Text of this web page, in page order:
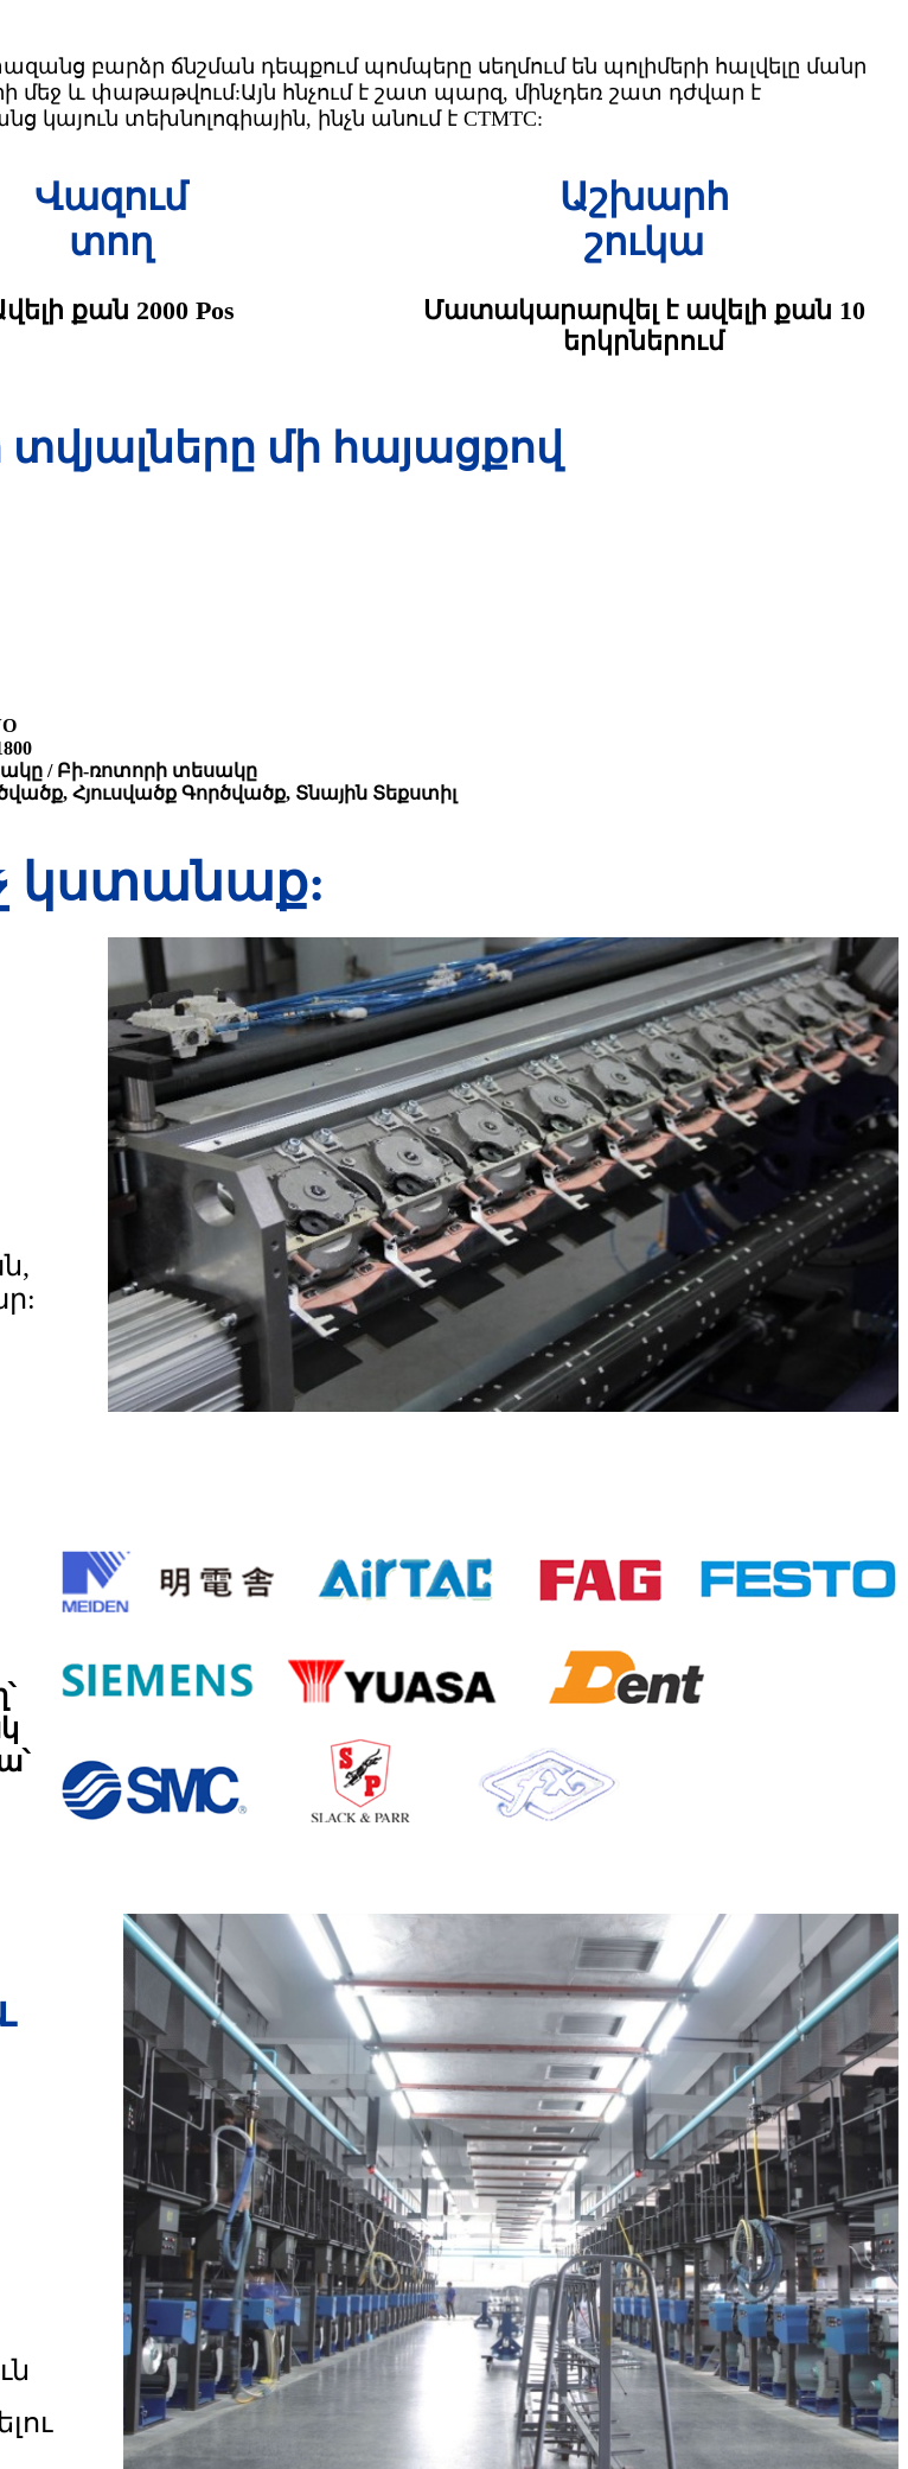
բարձր ճնշման դեպքում պոմպերը սեղմում են պոլիմերի հալվելը մանր
մեջ և փաթաթվում:Այն հնչում է շատ պարզ, մինչդեռ շատ դժվար է
տեխնոլոգիային, ինչն անում է CTMTC:
Վազում
տող
քան 2000 Pos
Աշխարհ
շուկա
Մատակարարվել է ավելի քան 10
երկրներում
մի հայացքով
/ Բի-ռոտորի տեսակը
Հյուսվածք Գործվածք, Տնային Տեքստիլ
կստանաք: